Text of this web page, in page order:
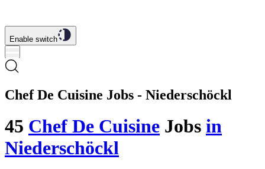
Enable switch
Chef De Cuisine Jobs - Niederschöckl
45 Chef De Cuisine Jobs in
Niederschöckl